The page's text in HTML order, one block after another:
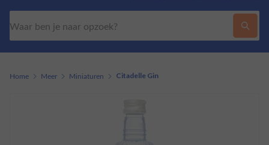
Home Meer Miniaturen Citadelle Gin